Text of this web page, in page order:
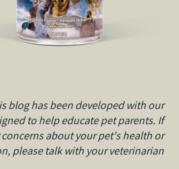
blog has been developed with our
to help educate pet parents. If
about your pet's health or
please talk with your veterinarian.